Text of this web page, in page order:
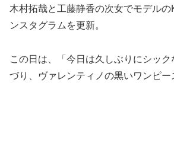
木村拓哉と工藤静香の次女でモデルの
ンスタグラムを更新。
この日は、「今日は久しぶりにシッ
づり、ヴァレンティノの黒いワンピー